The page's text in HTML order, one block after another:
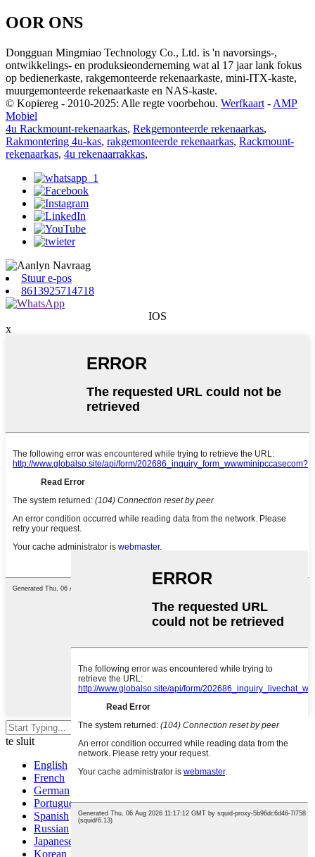
OOR ONS
Dongguan Mingmiao Technology Co., Ltd. is 'n navorsings-,
ontwikkelings- en produksieonderneming wat al 17 jaar lank fokus
op bedienerkaste, rakgemonteerde rekenaarkaste, mini-ITX-kaste,
muurgemonteerde rekenaarkaste en NAS-kaste.
© Kopiereg - 2010-2025: Alle regte voorbehou. Werfkaart - AMP
Mobiel
4u Rackmount-rekenaarkas, Rekgemonteerde rekenaarkas,
Rakmontering 4u-kas, rakgemonteerde rekenaarkas, Rackmount-
rekenaarkas, 4u rekenaarrakkas,
Stuur e-pos
8613925714718
IOS
x
Druk Enter om te soek of ESC om
te sluit
English
French
German
Portuguese
Spanish
Russian
Japanese
Korean